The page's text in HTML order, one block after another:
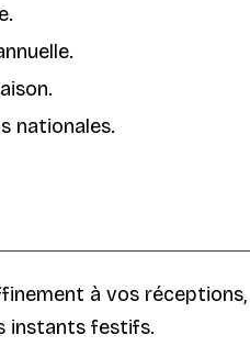
nationales.
à vos
instants festifs.